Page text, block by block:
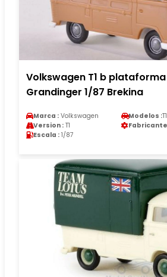
Volkswagen T1 b
Grandinger 1/87 Brekina
Marca : Volkswagen Modelos :T1
Version : T1
Escala : 1/87